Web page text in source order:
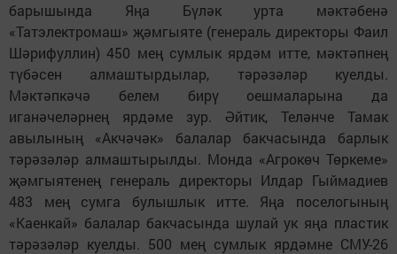
барышында Яңа Бүләк урта мәктәбенә
«Татэлектромаш» җәмгыяте (генераль директоры Фаил
Шәрифуллин) 450 мең сумлык ярдәм итте, мәктәпнең
түбәсен алмаштырдылар, тәрәзәләр куелды.
Мәктәпкәчә белем бирү оешмаларына да
иганәчеләрнең ярдәме зур. Әйтик, Теләнче Тамак
авылының «Акчәчәк» балалар бакчасында барлык
тәрәзәләр алмаштырылды. Монда «Агрокөч Төркеме»
җәмгыятенең генераль директоры Илдар Гыймадиев
483 мең сумга булышлык итте. Яңа поселогының
«Каенкай» балалар бакчасында шулай ук яңа пластик
тәрәзәләр куелды. 500 мең сумлык ярдәмне СМУ-26